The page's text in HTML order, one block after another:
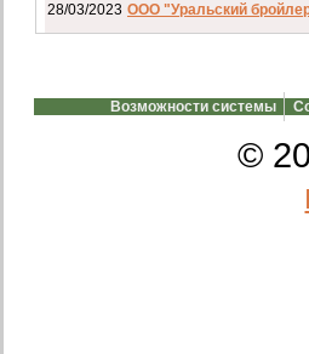
28/03/2023 ООО "Уральский
20/02/2023 GREENKO
Возможности системы
©